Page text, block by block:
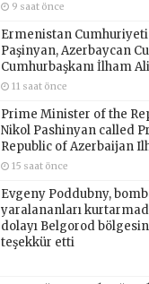
9 saat önce
Ermenistan Cumhuriyeti
Paşinyan, Azerbaycan
Cumhurbaşkanı İlham
11 saat önce
Prime Minister of the
Nikol Pashinyan called
Republic of Azerbaijan
15 saat önce
Evgeny Poddubny,
yaralananları
dolayı Belgorod
teşekkür etti